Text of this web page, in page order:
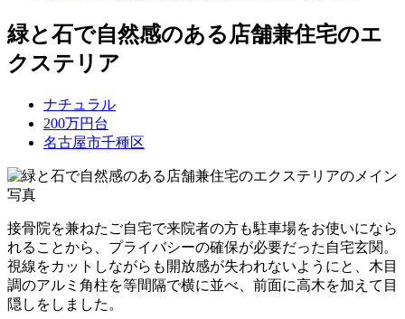
緑と石で自然感のある店舗兼住宅のエ
クステリア
ナチュラル
200万円台
名古屋市千種区
接骨院を兼ねたご自宅で来院者の方も駐車場をお使いになら
れることから、プライバシーの確保が必要だった自宅玄関。
視線をカットしながらも開放感が失われないようにと、木目
調のアルミ角柱を等間隔で横に並べ、前面に高木を加えて目
隠しをしました。